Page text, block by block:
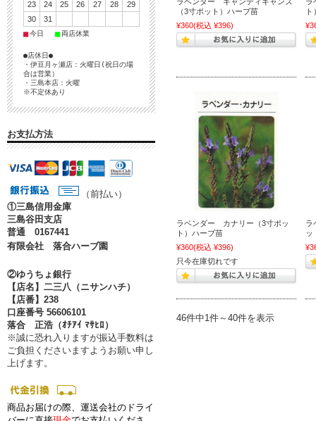
（3寸ポット）ハーブ苗
¥360(税込 ¥396)
ラベンダー カナリー（3寸ポッ
ト）ハーブ苗
¥360(税込 ¥396)
只今在庫切れです
ラ
46件中1件～40件を表示
23 24 25 26 27 28
29
30
31
■今日 ■両店休業
●店休日●
・伊豆月ヶ瀬店：火曜日(祝日の場
合は営業）
・三島本店：火曜
※不定休あり
お支払方法
（前払い）
①三島信用金庫
三島谷田支店
普通 0167441
有限会社 落合ハーブ園
②ゆうちょ銀行
【店名】二三八（ニサンハチ）
【店番】238
口座番号 56606101
落合 正浩（ｵﾁｱｲ ﾏｻﾋﾛ）
※誠に恐れ入りますが振込手数料は
ご負担くださいますようお願い申し
上げます。
商品お届けの際、運送会社のドライ